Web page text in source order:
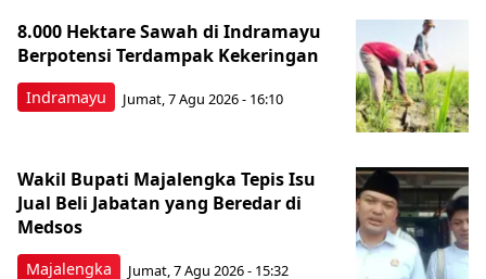
Indramayu
8.000 Hektare Sawah di Indramayu
Berpotensi Terdampak Kekeringan
Jumat, 7 Agu 2026 - 16:10
Majalengka
Wakil Bupati Majalengka Tepis Isu
Jual Beli Jabatan yang Beredar di
Medsos
Jumat, 7 Agu 2026 - 15:32